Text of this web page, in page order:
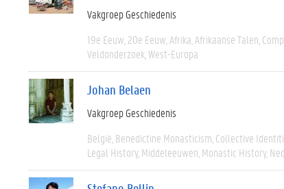
Vakgroep Geschiedenis
19e Eeuw 20e Eeuw Afrika Afrikaanse Talen
Veldonderzoek West-Europa
Johan Belaen
Vakgroep Geschiedenis
België Benedictine Monasticism Collective
Legal History Middeleeuwen Monastic History